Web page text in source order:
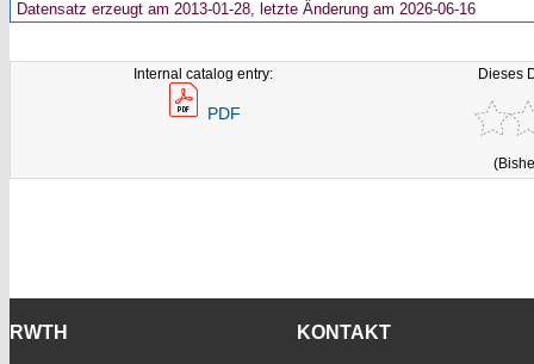
Datensatz erzeugt am 2013-01-28, letzte Änderung am 2026-06-16
Internal catalog entry:
PDF
Dieses
RWTH KONTAKT